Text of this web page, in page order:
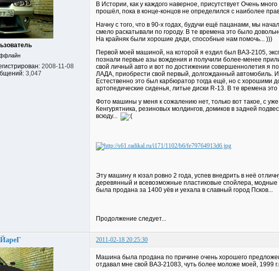
2008-11-08
3,047
В Истории, как у каждого наверное, присутствует Очень
прошёл, пока в конце-концов не определился с наиболее
Начну с того, что в 90-х годах, будучи ещё пацанами, мы
смело раскатывали по городу. В те времена это было
На крайняк были хорошие дяди, способные нам помочь... )))
Первой моей машиной, на которой я ездил был ВАЗ-2105,
познали первые азы вождения и получили более-менее
свой личный авто и вот по достижении совершеннолетия я
ЛАДА, приобрести свой первый, долгожданный автомобиль.
Естественно это был карбюратор тогда ещё, но с хорошими
артопедические сиденья, литые диски R-13. В те времена
Фото машины у меня к сожалению нет, только вот такое, с
Кенгурятника, резиновых молдингов, домиков в задней
всюду...
Эту машину я юзал ровно 2 года, успев внедрить в неё
деревянный и всевозможные пластиковые спойлера,
была продана за 1400 уёв и уехала в славный город Псков...
Продолжение следует...
2011-02-18 20:25:30
Машина была продана по причине очень хорошего
отдавал мне свой ВАЗ-21083, чуть более моложе моей, 1999